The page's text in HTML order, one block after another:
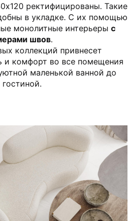
ректифицированы. Такие
в укладке. С их помощью
монолитные интерьеры с
швов.
коллекций привнесет
и комфорт во все помещения
маленькой ванной до